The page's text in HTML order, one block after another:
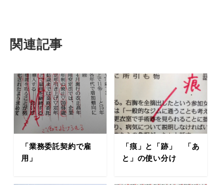
関連記事
「業務委託契約で雇
用」
「痕」と「跡」 「あ
と」の使い分け